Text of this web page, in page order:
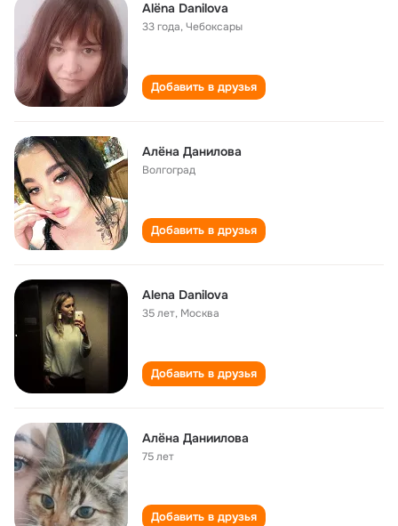
Alëna Danilova
33 года,Чебоксары
Добавить в друзья
Алёна Данилова
Волгоград
Добавить в друзья
Alena Danilova
35 лет, Москва
Добавить в друзья
Алёна Даниилова
75 лет
Добавить в друзья